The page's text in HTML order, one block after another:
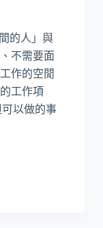
的人」與
不需要面
作的空閒
工作項
以做的事